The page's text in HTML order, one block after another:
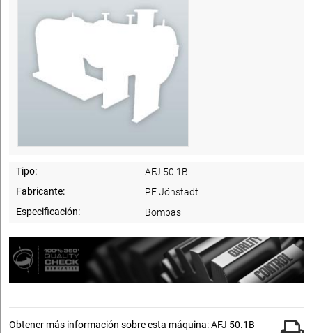
Tipo:
AFJ 50.1B
Fabricante:
PF Jöhstadt
Especificación:
Bombas
Obtener más información sobre esta máquina: AFJ 50.1B